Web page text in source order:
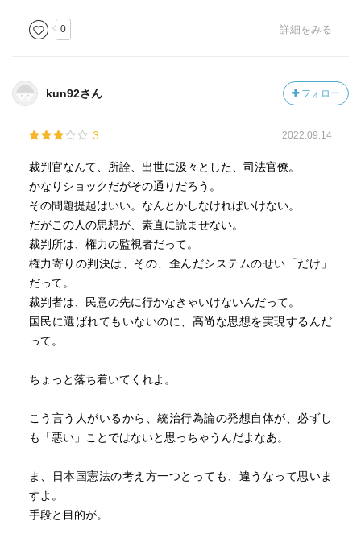
0 詳細をみる
kun92さん フォロー
3 2022.09.14
裁判官なんて、所詮、出世に汲々とした、司法官僚。
かなりショックだがその通りだろう。
その問題提起はいい。なんとかしなければいけない。
だがこの人の思想が、素直に読ませない。
裁判所は、権力の監視者だって。
権力寄りの判決は、その、歪んだシステムのせい「だけ」
だって。
裁判者は、民意の先に行かなきゃいけないんだって。
国民に選ばれてもいないのに、高尚な思想を実現するんだ
って。
ちょっと落ち着いてくれよ。
こう言う人がいるから、統治行為論の発想自体が、必ずし
も「悪い」ことではないと思っちゃうんだよなあ。
ま、日本国憲法の考え方一つとっても、違うなって思いま
すよ。
手段と目的が。